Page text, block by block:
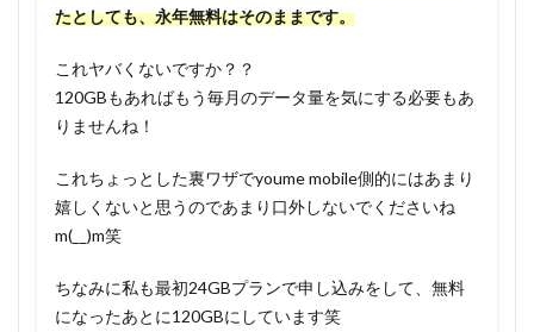
たとしても、永年無料はそのままです。
これヤバくないですか？？
120GBもあればもう毎月のデータ量を気にする必要もあ
りませんね！
これちょっとした裏ワザでyoume mobile側的にはあまり
嬉しくないと思うのであまり口外しないでくださいね
m(__)m笑
ちなみに私も最初24GBプランで申し込みをして、無料
になったあとに120GBにしています笑